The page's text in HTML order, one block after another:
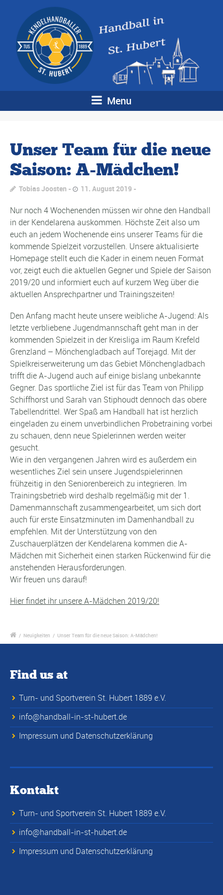
Menu
Unser Team für die neue
Saison: A-Mädchen!
Tobias Joosten 11. August 2019
Nur noch 4 Wochenenden müssen wir ohne den Handball
in der Kendelarena auskommen. Höchste Zeit also um
euch an jedem Wochenende eins unserer Teams für die
kommende Spielzeit vorzustellen. Unsere aktualisierte
Homepage stellt euch die Kader in einem neuen Format
vor, zeigt euch die aktuellen Gegner und Spiele der Saison
2019/20 und informiert euch auf kurzem Weg über die
aktuellen Ansprechpartner und Trainingszeiten!
Den Anfang macht heute unsere weibliche A-Jugend: Als
letzte verbliebene Jugendmannschaft geht man in der
kommenden Spielzeit in der Kreisliga im Raum Krefeld
Grenzland – Mönchengladbach auf Torejagd. Mit der
Spielkreiserweiterung um das Gebiet Mönchengladbach
trifft die A-Jugend auch auf einige bislang unbekannte
Gegner. Das sportliche Ziel ist für das Team von Philipp
Schiffhorst und Sarah van Stiphoudt dennoch das obere
Tabellendrittel. Wer Spaß am Handball hat ist herzlich
eingeladen zu einem unverbindlichen Probetraining vorbei
zu schauen, denn neue Spielerinnen werden weiter
gesucht.
Wie in den vergangenen Jahren wird es außerdem ein
wesentliches Ziel sein unsere Jugendspielerinnen
frühzeitig in den Seniorenbereich zu integrieren. Im
Trainingsbetrieb wird deshalb regelmäßig mit der 1.
Damenmannschaft zusammengearbeitet, um sich dort
auch für erste Einsatzminuten im Damenhandball zu
empfehlen. Mit der Unterstützung von den
Zuschauerplätzen der Kendelarena kommen die A-
Mädchen mit Sicherheit einen starken Rückenwind für die
anstehenden Herausforderungen.
Wir freuen uns darauf!
Hier findet ihr unsere A-Mädchen 2019/20!
/ Neuigkeiten / Unser Team für die neue Saison: A-Mädchen!
Find us at
Turn- und Sportverein St. Hubert 1889 e.V.
info@handball-in-st-hubert.de
Impressum und Datenschutzerklärung
Kontakt
Turn- und Sportverein St. Hubert 1889 e.V.
info@handball-in-st-hubert.de
Impressum und Datenschutzerklärung